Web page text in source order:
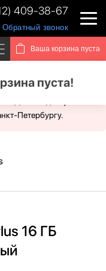
409-38-67
Обратный звонок
Ваша корзина пуста
пуста!
Для Вас доступен
Петербургу.
16 ГБ